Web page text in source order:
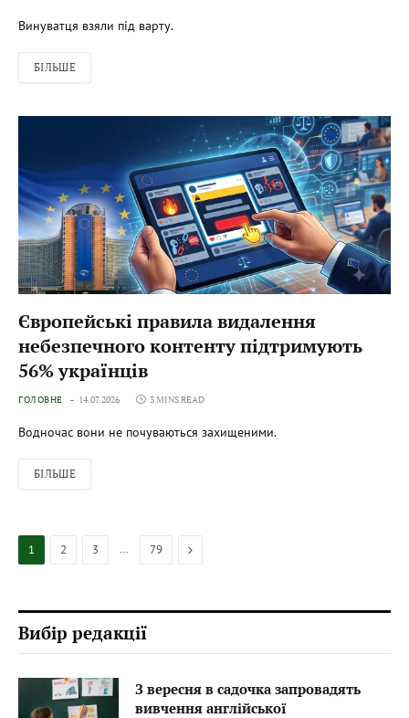
Винуватця взяли під варту.
БІЛЬШЕ
Європейські правила видалення
небезпечного контенту підтримують
56% українців
ГОЛОВНЕ 14.07.2026 3 MINS READ
Водночас вони не почуваються захищеними.
БІЛЬШЕ
1 2 3 … 79 Next
Вибір редакції
З вересня в садочка запровадять
вивчення англійської